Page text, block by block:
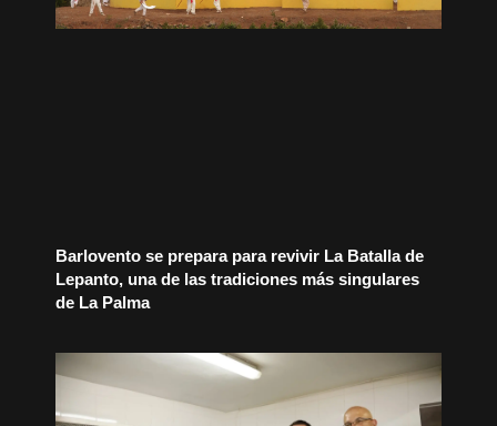
Barlovento se prepara para revivir La Batalla de
Lepanto, una de las tradiciones más singulares
de La Palma